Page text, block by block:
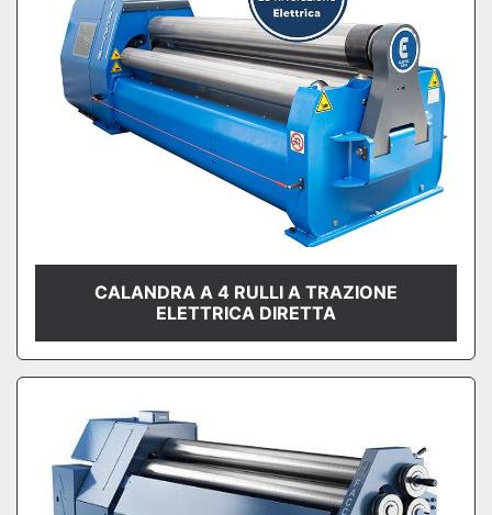
CALANDRA A 4 RULLI A TRAZIONE
ELETTRICA DIRETTA